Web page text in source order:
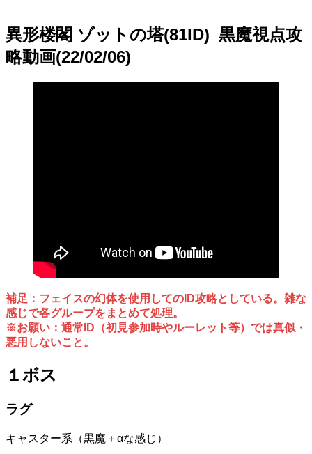
異形楼閣 ゾットの塔(81ID)_黒魔視点攻
略動画(22/02/06)
補足：フェイスの幻体を使用してのID攻略としている。雑な
感じで各グループをまとめて処理。
※お願い：通常ID（初見参加時やルーレット等）では真似・
悪用しないこと。
１ボス
ラグ
キャスター系（黒魔＋αな感じ）